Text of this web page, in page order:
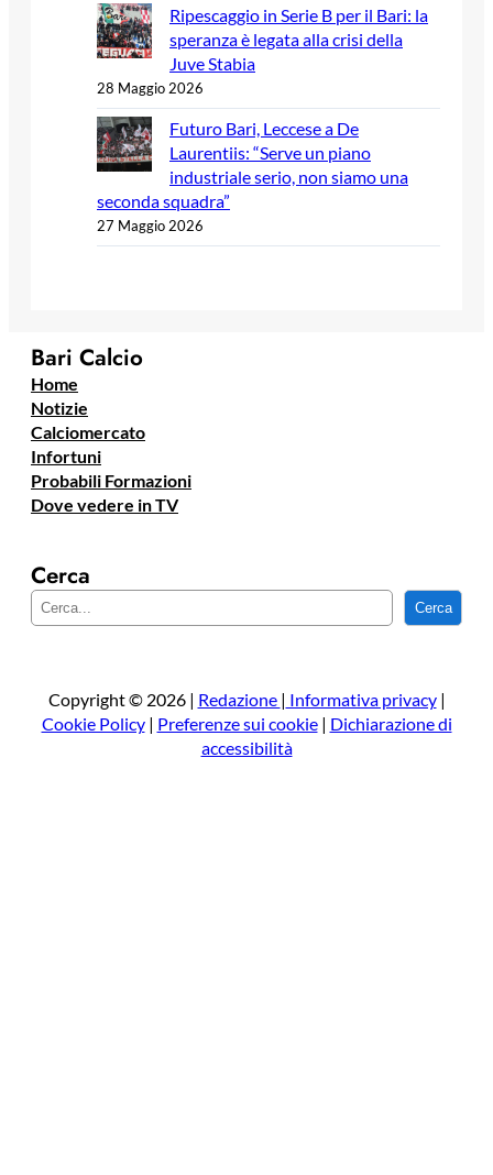
Ripescaggio in Serie B per il Bari: la
speranza è legata alla crisi della
Juve Stabia
28 Maggio 2026
Futuro Bari, Leccese a De
Laurentiis: “Serve un piano
industriale serio, non siamo una
seconda squadra”
27 Maggio 2026
Bari Calcio
Home
Notizie
Calciomercato
Infortuni
Probabili Formazioni
Dove vedere in TV
Cerca
e
a
Cerca
Copyright © 2026 | Redazione | Informativa privacy|
Cookie Policy| Preferenze sui cookie| Dichiarazione di
accessibilità